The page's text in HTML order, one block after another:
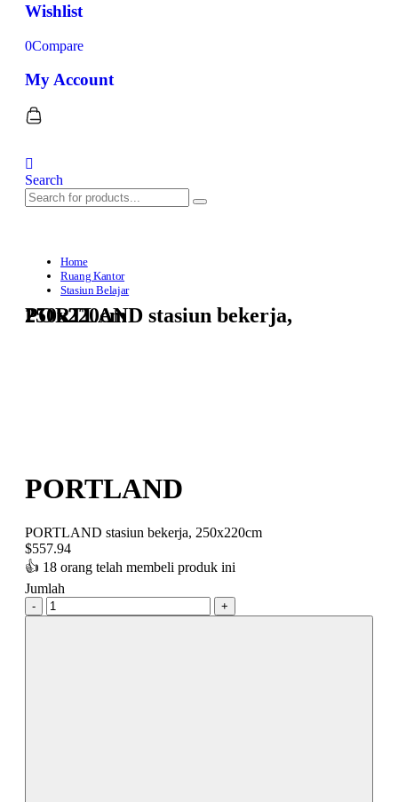
Wishlist
0Compare
My Account
Search
Home
Ruang Kantor
Stasiun Belajar
PORTLAND stasiun bekerja, 250x220cm
PORTLAND
PORTLAND stasiun bekerja, 250x220cm
$557.94
👍 18 orang telah membeli produk ini
Jumlah
- +